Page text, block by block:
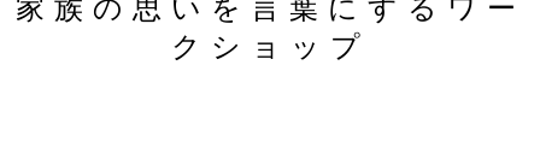
家族の思いを言葉にするワー
クショップ